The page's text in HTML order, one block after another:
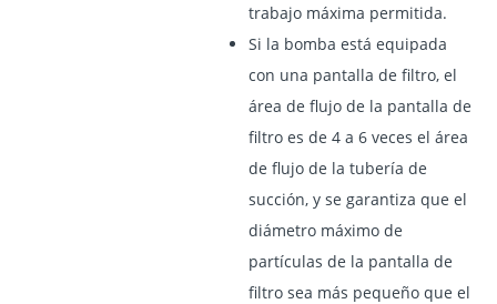
trabajo máxima permitida.
Si la bomba está equipada
con una pantalla de filtro, el
área de flujo de la pantalla de
filtro es de 4 a 6 veces el área
de flujo de la tubería de
succión, y se garantiza que el
diámetro máximo de
partículas de la pantalla de
filtro sea más pequeño que el